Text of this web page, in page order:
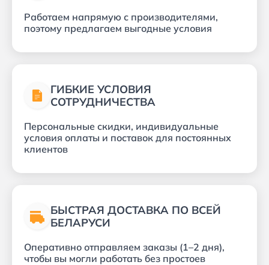
Работаем напрямую с производителями,
поэтому предлагаем выгодные условия
ГИБКИЕ УСЛОВИЯ
СОТРУДНИЧЕСТВА
Персональные скидки, индивидуальные
условия оплаты и поставок для постоянных
клиентов
БЫСТРАЯ ДОСТАВКА ПО ВСЕЙ
БЕЛАРУСИ
Оперативно отправляем заказы (1–2 дня),
чтобы вы могли работать без простоев